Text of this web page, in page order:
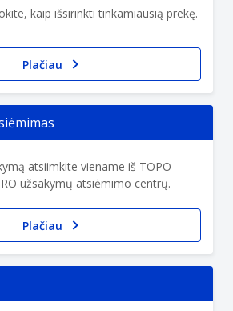
kaip išsirinkti tinkamiausią prekę.
Plačiau
atsiimkite viename iš TOPO
užsakymų atsiėmimo centrų.
Plačiau